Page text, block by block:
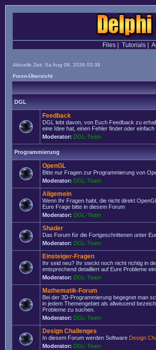
Files| Tutorials|
Aktuelle Zeit: Sa Aug 08, 2026 03:38
Foren-Übersicht
DGL
Feedback
DGL lebt davon, von Euch Feedback zu
eine Idee hat, einen Fehler findet oder
Moderator: DGL-Team
Programmierung
OpenGL
Bitte nur Fragen zur Programmierung von
Moderator: DGL-Team
Allgemein
Wenn Ihr Fragen habt, die nicht direkt
Eure Frage bitte in diesem Forum
Moderator: DGL-Team
Shader
Das Forum für die Fortgeschrittenen unter
Moderator: DGL-Team
Einsteiger-Fragen
Ihr seid neu? Ihr steckt noch nicht richtig in
entsprechend detailliert auf Eure Probleme
Moderator: DGL-Team
Mathematik-Forum
Bei der 3D-Programmierung begegnet man
in jedem Themengebiet als allwissend
Probleme zu suchen.
Moderator: DGL-Team
Design Challenges
In diesem Forum werden Software Design
Moderator: DGL-Team